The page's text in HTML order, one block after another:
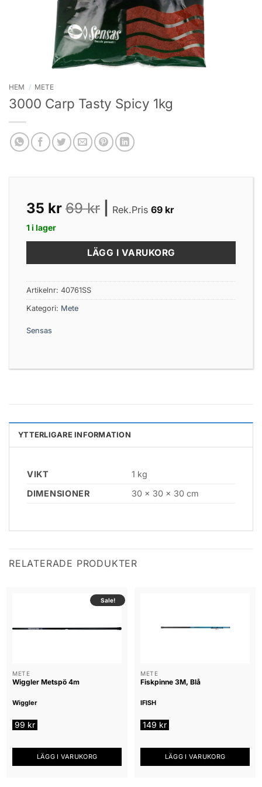
HEM / METE
3000 Carp Tasty Spicy 1kg
35 kr 69kr Rek.Pris 69 kr
1 i lager
LÄGG I VARUKORG
Artikelnr: 40761SS
Kategori: Mete
Sensas
YTTERLIGARE INFORMATION
VIKT
1 kg
DIMENSIONER
30 × 30 × 30 cm
RELATERADE PRODUKTER
Sale!
METE
Wiggler Metspö 4m
Wiggler
99 kr
LÄGG I VARUKORG
METE
Fiskpinne 3M, Blå
IFISH
149 kr
LÄGG I VARUKORG